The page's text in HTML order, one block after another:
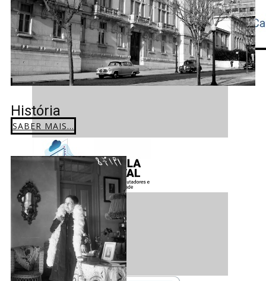
História
SABER MAIS...